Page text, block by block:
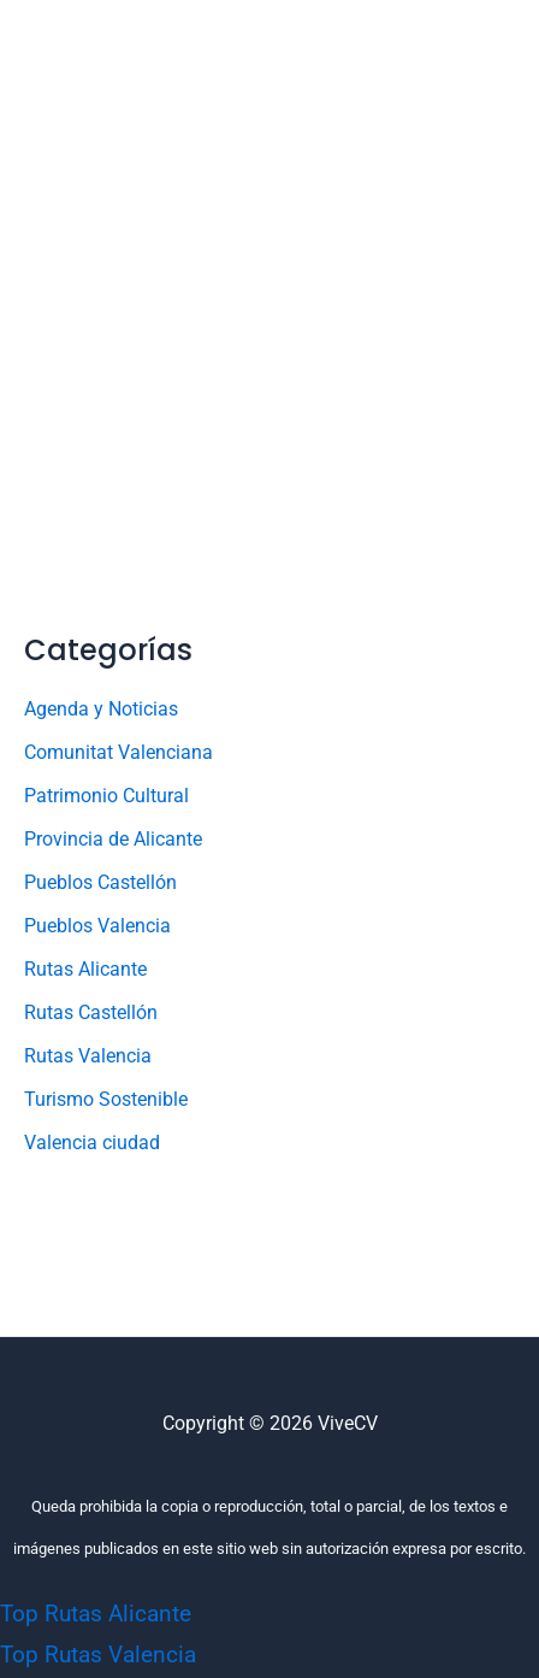
Categorías
Agenda y Noticias
Comunitat Valenciana
Patrimonio Cultural
Provincia de Alicante
Pueblos Castellón
Pueblos Valencia
Rutas Alicante
Rutas Castellón
Rutas Valencia
Turismo Sostenible
Valencia ciudad
Copyright © 2026 ViveCV
Queda prohibida la copia o reproducción, total o parcial, de los textos e
imágenes publicados en este sitio web sin autorización expresa por escrito.
Top Rutas Alicante
Top Rutas Valencia